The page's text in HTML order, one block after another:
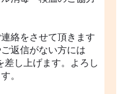
絡をさせて頂きます
返信がない方には
し上げます。よろし
。